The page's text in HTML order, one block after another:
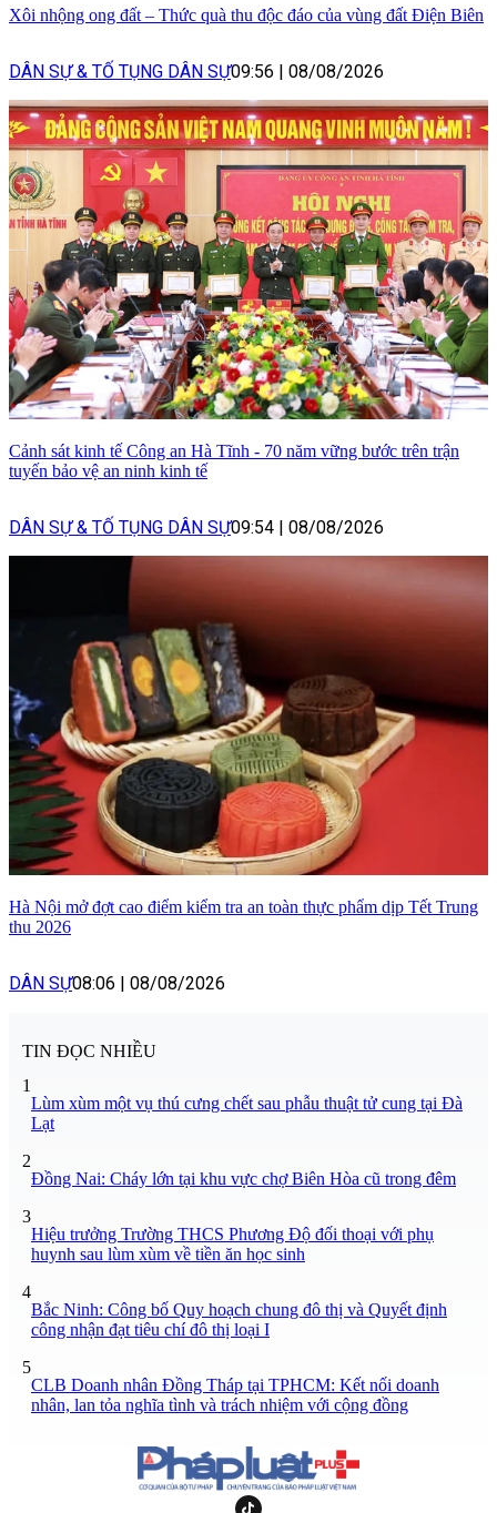
Xôi nhộng ong đất – Thức quà thu độc đáo của vùng đất Điện Biên
DÂN SỰ & TỐ TỤNG DÂN SỰ09:56 08/08/2026
Cảnh sát kinh tế Công an Hà Tĩnh - 70 năm vững bước trên trận
tuyến bảo vệ an ninh kinh tế
DÂN SỰ & TỐ TỤNG DÂN SỰ09:54 08/08/2026
Hà Nội mở đợt cao điểm kiểm tra an toàn thực phẩm dịp Tết Trung
thu 2026
DÂN SỰ08:06 08/08/2026
TIN ĐỌC NHIỀU
1
Lùm xùm một vụ thú cưng chết sau phẫu thuật tử cung tại Đà
Lạt
2
Đồng Nai: Cháy lớn tại khu vực chợ Biên Hòa cũ trong đêm
3
Hiệu trưởng Trường THCS Phương Độ đối thoại với phụ
huynh sau lùm xùm về tiền ăn học sinh
4
Bắc Ninh: Công bố Quy hoạch chung đô thị và Quyết định
công nhận đạt tiêu chí đô thị loại I
5
CLB Doanh nhân Đồng Tháp tại TPHCM: Kết nối doanh
nhân, lan tỏa nghĩa tình và trách nhiệm với cộng đồng